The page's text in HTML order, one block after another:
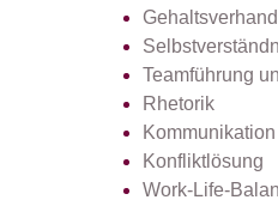
Teamführung
Rhetorik
Kommunikation
Konfliktlösung
Work-Life-